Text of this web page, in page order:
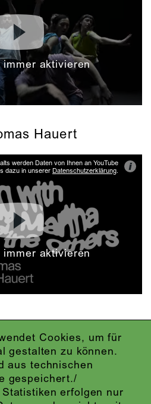
Cookies, um für
gestalten zu können.
aus technischen
gespeichert./
erfolgen nur
immer aktivieren
Hauert
werden Daten von Ihnen an YouTube
dazu in unserer Datenschutzerklärung. i
immer aktivieren